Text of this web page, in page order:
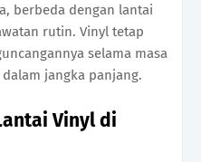
berbeda dengan lantai
rutin. Vinyl tetap
selama masa
jangka panjang.
Vinyl di